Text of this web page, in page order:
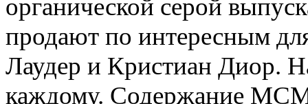
органической серой
продают по интересным
Лаудер и Кристиан Диор.
каждому. Содержание МСМ